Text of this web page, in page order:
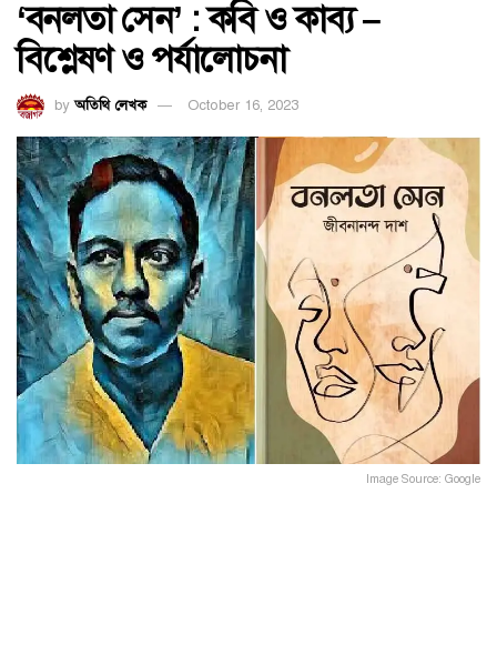
‘বনলতা সেন’ : কবি ও কাব্য –
বিশ্লেষণ ও পর্যালোচনা
by অতিথি লেখক October 16, 2023
Image Source: Google